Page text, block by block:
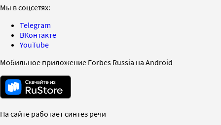
Мы в соцсетях:
Telegram
ВКонтакте
YouTube
Мобильное приложение Forbes Russia на Android
На сайте работает синтез речи